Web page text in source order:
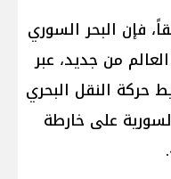
فإن البحر السوري
من جديد، عبر
النقل البحري
على خارطة